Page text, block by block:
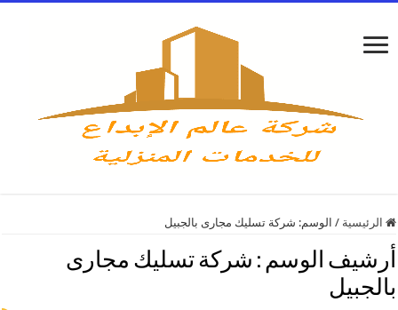
الرئيسية / الوسم: شركة تسليك مجارى بالجبيل
أرشيف الوسم : شركة تسليك مجارى
بالجبيل